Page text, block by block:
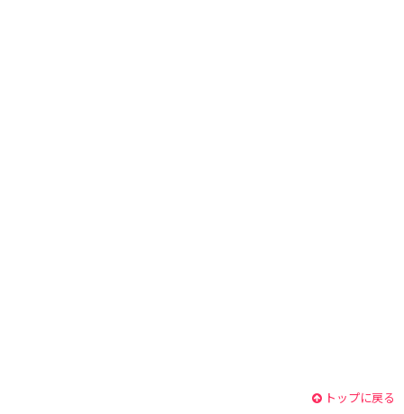
トップに戻る